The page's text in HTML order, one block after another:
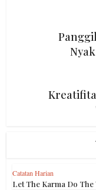
Catatan Harian
Let The Karma Do The